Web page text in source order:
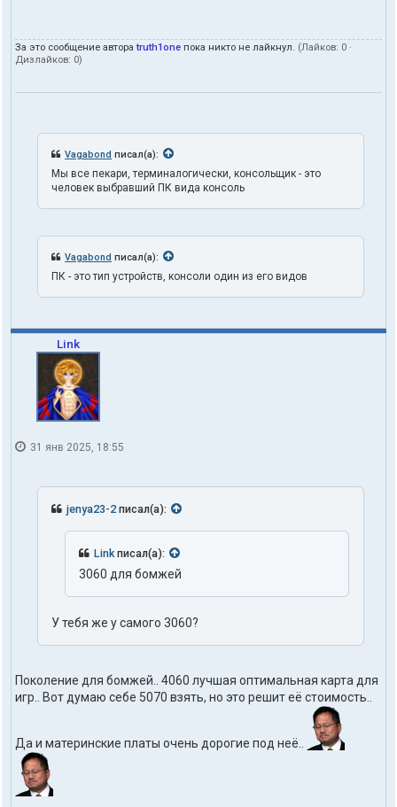
п
ь
в
т
е
л
r
t
h
e
За это сообщение автораtruth1one пока никто не лайкнул. (Лайков: 0 ·
Дизлайков: 0)
Vagabond писал(а):
Мы все пекари, терминалогически, консольщик - это
человек выбравший ПК вида консоль
Vagabond писал(а):
ПК - это тип устройств, консоли один из его видов
Link
31 янв 2025, 18:55
jenya23-2писал(а):
Linkписал(а):
3060 для бомжей
У тебя же у самого 3060?
Поколение для бомжей.. 4060 лучшая оптимальная карта для
игр.. Вот думаю себе 5070 взять, но это решит её стоимость..
Да и материнские платы очень дорогие под неё..